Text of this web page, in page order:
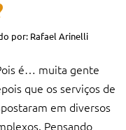
por: Rafael Arinelli
é… muita gente
que os serviços de
em diversos
Pensando